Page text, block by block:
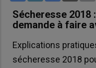
Sécheresse 2018
demande à faire
Explications
sécheresse 2018